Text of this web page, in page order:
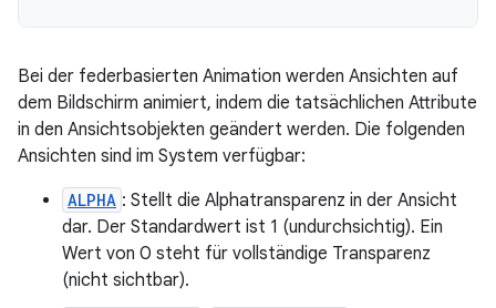
Bei der federbasierten Animation werden Ansichten auf
dem Bildschirm animiert, indem die tatsächlichen Attribute
in den Ansichtsobjekten geändert werden. Die folgenden
Ansichten sind im System verfügbar:
ALPHA : Stellt die Alphatransparenz in der Ansicht
dar. Der Standardwert ist 1 (undurchsichtig). Ein
Wert von 0 steht für vollständige Transparenz
(nicht sichtbar).